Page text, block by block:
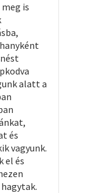
is
alatt a
és
vagyunk.
el és